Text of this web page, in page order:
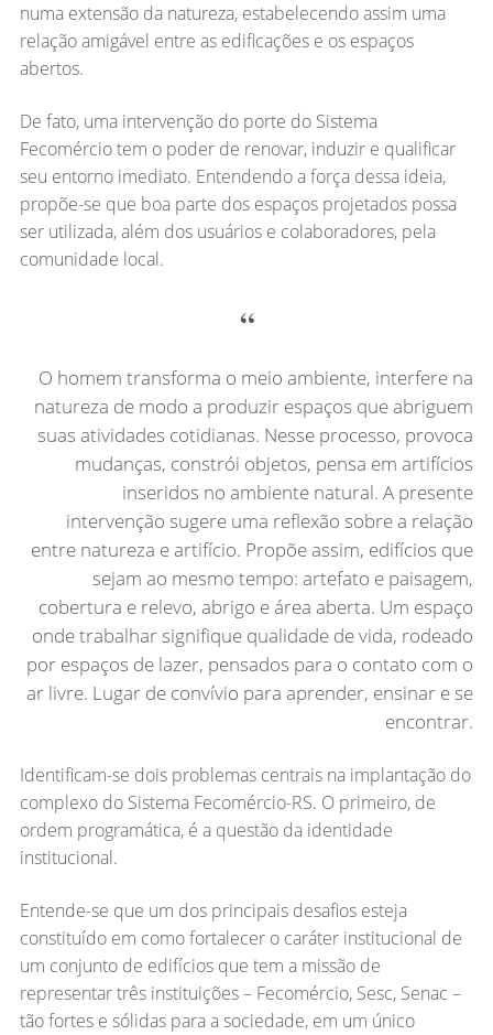
numa extensão da natureza, estabelecendo assim uma
relação amigável entre as edificações e os espaços
abertos.
De fato, uma intervenção do porte do Sistema
Fecomércio tem o poder de renovar, induzir e qualificar
seu entorno imediato. Entendendo a força dessa ideia,
propõe-se que boa parte dos espaços projetados possa
ser utilizada, além dos usuários e colaboradores, pela
comunidade local.
O homem transforma o meio ambiente, interfere na
natureza de modo a produzir espaços que abriguem
suas atividades cotidianas. Nesse processo, provoca
mudanças, constrói objetos, pensa em artifícios
inseridos no ambiente natural. A presente
intervenção sugere uma reflexão sobre a relação
entre natureza e artifício. Propõe assim, edifícios que
sejam ao mesmo tempo: artefato e paisagem,
cobertura e relevo, abrigo e área aberta. Um espaço
onde trabalhar signifique qualidade de vida, rodeado
por espaços de lazer, pensados para o contato com o
ar livre. Lugar de convívio para aprender, ensinar e se
encontrar.
Identificam-se dois problemas centrais na implantação do
complexo do Sistema Fecomércio-RS. O primeiro, de
ordem programática, é a questão da identidade
institucional.
Entende-se que um dos principais desafios esteja
constituído em como fortalecer o caráter institucional de
um conjunto de edifícios que tem a missão de
representar três instituições – Fecomércio, Sesc, Senac –
tão fortes e sólidas para a sociedade, em um único